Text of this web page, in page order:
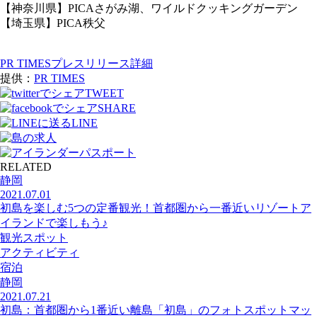
【神奈川県】PICAさがみ湖、ワイルドクッキングガーデン
【埼玉県】PICA秩父
PR TIMESプレスリリース詳細
提供： PR TIMES
TWEET
SHARE
LINE
RELATED
静岡
2021.07.01
初島を楽しむ5つの定番観光！首都圏から一番近いリゾートア
イランドで楽しもう♪
観光スポット
アクティビティ
宿泊
静岡
2021.07.21
初島：首都圏から1番近い離島「初島」のフォトスポットマッ